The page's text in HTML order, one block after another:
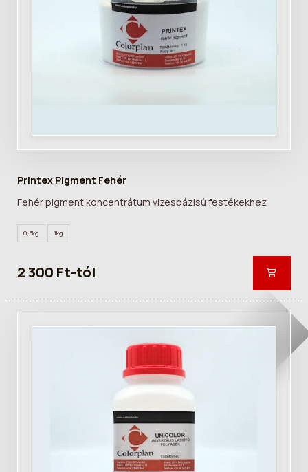
Printex Pigment Fehér
Fehér pigment koncentrátum vizesbázisú festékekhez
0,5kg 1kg
2 300 Ft-tól